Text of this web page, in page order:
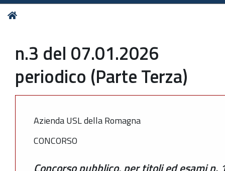
Tu
n.3 del 07.01.2026
periodico (Parte Terza)
Azienda USL della Romagna
CONCORSO